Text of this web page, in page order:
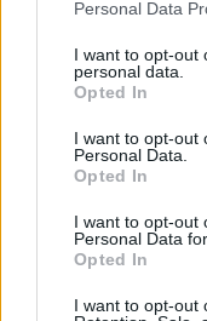
not limited to your
grant or deny
use your data for
consent section.
Personal Data
I want to opt-out
personal data.
Opted In
I want to opt-out
Personal Data.
Opted In
I want to opt-out
Personal Data
Opted In
I want to opt-out
veldig god, så det
Han merker
på den første
De gjør alt litt
smartere og litt